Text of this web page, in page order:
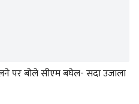
पर बोले सीएम बघेल- सदा उजाला